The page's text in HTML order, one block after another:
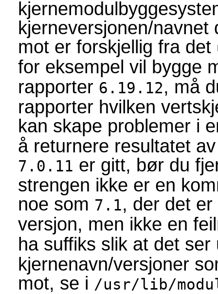
kjerneversjonen/navnet
mot er forskjellig fra det
for eksempel vil bygge
rapporter 6.19.12, må
rapporter hvilken
kan skape problemer i
å returnere resultatet
7.0.11 er gitt, bør du
strengen ikke er en
noe som 7.1, der det
versjon, men ikke en
ha suffiks slik at det
kjernenavn/versjoner
mot, se i /usr/lib/